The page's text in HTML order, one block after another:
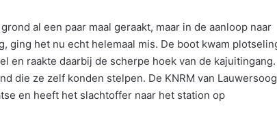
al een paar maal geraakt, maar in de aanloop naar
ging het nu echt helemaal mis. De boot kwam
raakte daarbij de scherpe hoek van de kajuitingang.
die ze zelf konden stelpen. De KNRM van Lauwersoog
en heeft het slachtoffer naar het station op